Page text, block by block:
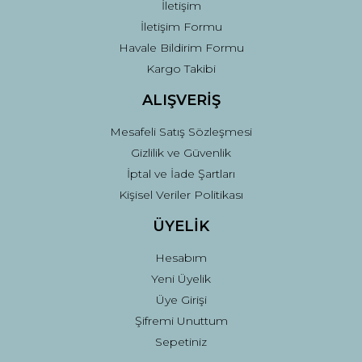
Gönder
İletişim
İletişim Formu
Havale Bildirim Formu
Kargo Takibi
ALIŞVERİŞ
Mesafeli Satış Sözleşmesi
Gizlilik ve Güvenlik
İptal ve İade Şartları
Kişisel Veriler Politikası
ÜYELİK
Hesabım
Yeni Üyelik
Üye Girişi
Şifremi Unuttum
Sepetiniz